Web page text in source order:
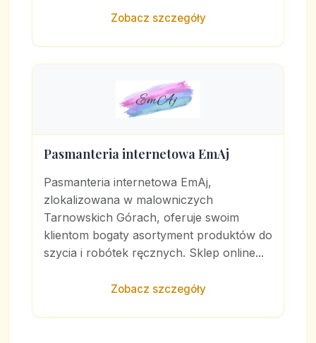
Zobacz szczegóły
Pasmanteria internetowa EmAj
Pasmanteria internetowa EmAj,
zlokalizowana w malowniczych
Tarnowskich Górach, oferuje swoim
klientom bogaty asortyment produktów do
szycia i robótek ręcznych. Sklep online...
Zobacz szczegóły